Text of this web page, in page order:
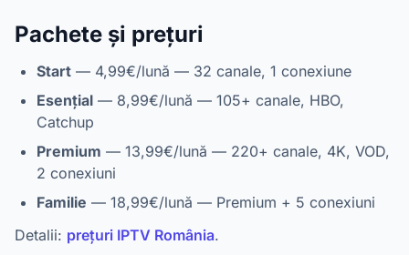
Pachete și prețuri
Start — 4,99€/lună — 32 canale, 1 conexiune
Esențial — 8,99€/lună — 105+ canale, HBO,
Catchup
Premium — 13,99€/lună — 220+ canale, 4K, VOD,
2 conexiuni
Familie — 18,99€/lună — Premium + 5 conexiuni
Detalii: prețuri IPTV România.